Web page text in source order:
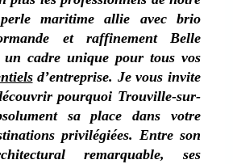
maritime allie avec brio
et raffinement Belle
un cadre unique pour tous vos
d’entreprise. Je vous invite
pourquoi Trouville-sur-
sa place dans votre
privilégiées. Entre son
remarquable, ses